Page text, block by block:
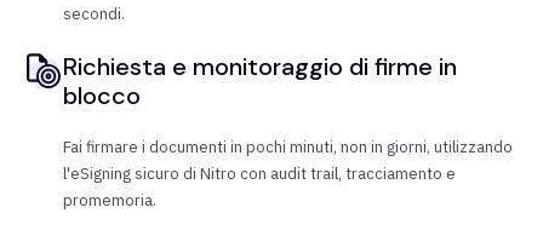
secondi.
Richiesta e monitoraggio di firme in
blocco
Fai firmare i documenti in pochi minuti, non in giorni, utilizzando
l'eSigning sicuro di Nitro con audit trail, tracciamento e
promemoria.